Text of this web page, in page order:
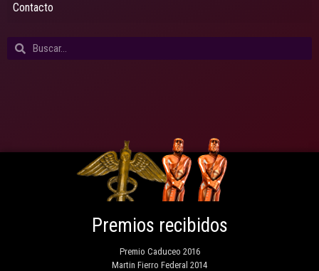
Contacto
Premios recibidos
Premio Caduceo 2016
Martin Fierro Federal 2014